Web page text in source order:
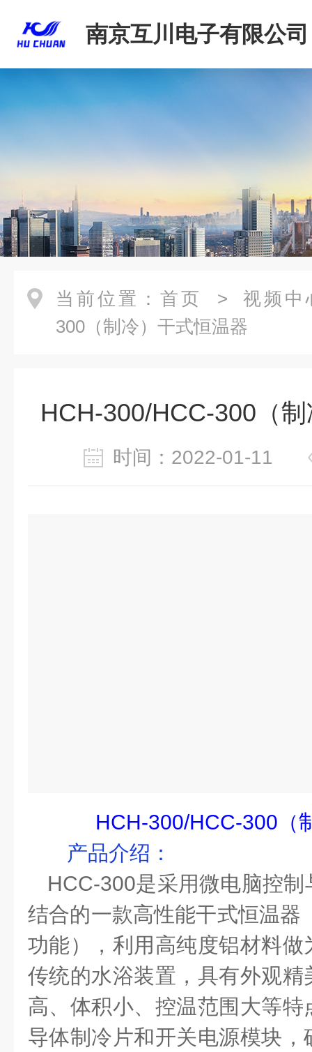
南京互川电子有限公司
当前位置： 首页 > 视频中
300（制冷）干式恒温器
HCH-300/HCC-300（
时间：2022-01-11
HCH-300/HCC-300 （
产品介绍 ：
HCC-300是采用微电脑控
结合的一款高性能干式恒温器
功能）
，利用高纯度铝材料
传统的水浴装置，具有外观
高、体积小、控温范围大等
导体制冷片和开关电源模块